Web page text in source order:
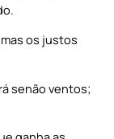
os justos
senão ventos;